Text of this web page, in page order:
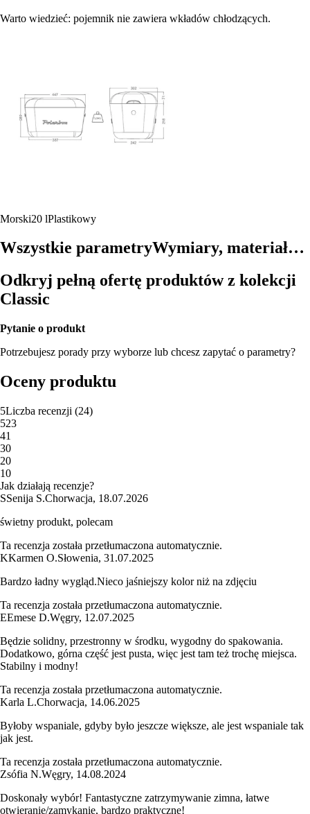
Warto wiedzieć: pojemnik nie zawiera wkładów chłodzących.
Morski20 lPlastikowy
Wszystkie parametryWymiary, materiał…
Odkryj pełną ofertę produktów z kolekcji
Classic
Pytanie o produkt
Potrzebujesz porady przy wyborze lub chcesz zapytać o parametry?
Oceny produktu
5Liczba recenzji (24)
523
41
30
20
10
Jak działają recenzje?
SSenija S.Chorwacja, 18.07.2026
świetny produkt, polecam
Ta recenzja została przetłumaczona automatycznie.
KKarmen O.Słowenia, 31.07.2025
Bardzo ładny wygląd.Nieco jaśniejszy kolor niż na zdjęciu
Ta recenzja została przetłumaczona automatycznie.
EEmese D.Węgry, 12.07.2025
Będzie solidny, przestronny w środku, wygodny do spakowania.
Dodatkowo, górna część jest pusta, więc jest tam też trochę miejsca.
Stabilny i modny!
Ta recenzja została przetłumaczona automatycznie.
Karla L.Chorwacja, 14.06.2025
Byłoby wspaniale, gdyby było jeszcze większe, ale jest wspaniale tak
jak jest.
Ta recenzja została przetłumaczona automatycznie.
Zsófia N.Węgry, 14.08.2024
Doskonały wybór! Fantastyczne zatrzymywanie zimna, łatwe
otwieranie/zamykanie, bardzo praktyczne!